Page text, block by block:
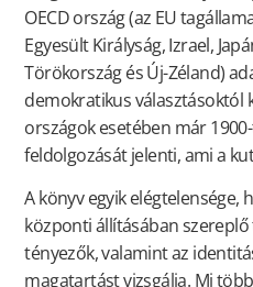
OECD ország (az EU
Egyesült Királyság, Izrael,
Törökország és Új-Zéland)
demokratikus választásoktól
országok esetében már
feldolgozását jelenti, ami a
A könyv egyik elégtelensége,
központi állításában
tényezők, valamint az
magatartást vizsgálja. Mi